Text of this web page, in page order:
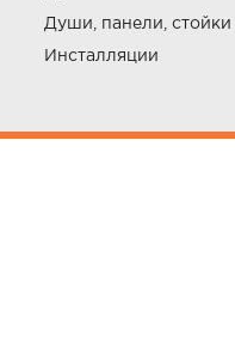
Души, панели, стойки
Инсталляции